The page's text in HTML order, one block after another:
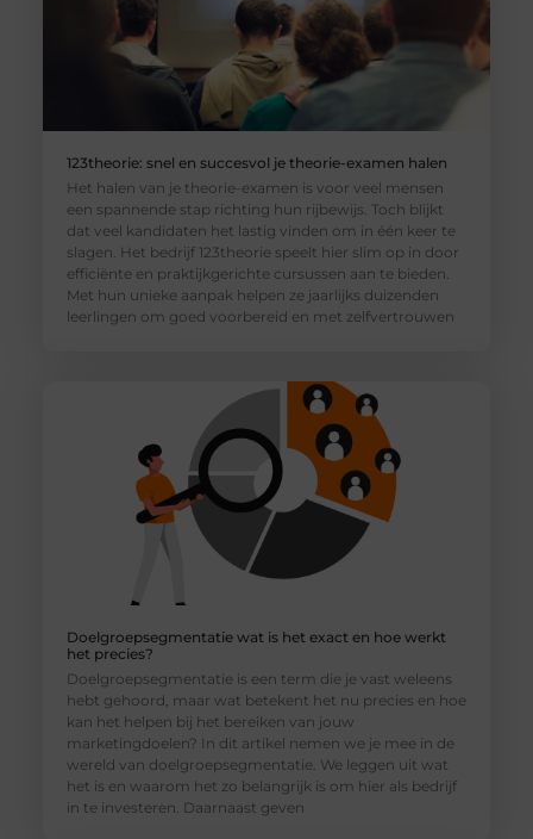
123theorie: snel en succesvol je theorie-examen halen
Het halen van je theorie-examen is voor veel mensen
een spannende stap richting hun rijbewijs. Toch blijkt
dat veel kandidaten het lastig vinden om in één keer te
slagen. Het bedrijf 123theorie speelt hier slim op in door
efficiënte en praktijkgerichte cursussen aan te bieden.
Met hun unieke aanpak helpen ze jaarlijks duizenden
leerlingen om goed voorbereid en met zelfvertrouwen
Doelgroepsegmentatie wat is het exact en hoe werkt
het precies?
Doelgroepsegmentatie is een term die je vast weleens
hebt gehoord, maar wat betekent het nu precies en hoe
kan het helpen bij het bereiken van jouw
marketingdoelen? In dit artikel nemen we je mee in de
wereld van doelgroepsegmentatie. We leggen uit wat
het is en waarom het zo belangrijk is om hier als bedrijf
in te investeren. Daarnaast geven